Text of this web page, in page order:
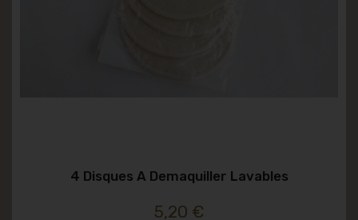
4 Disques A Demaquiller Lavables
5,20 €